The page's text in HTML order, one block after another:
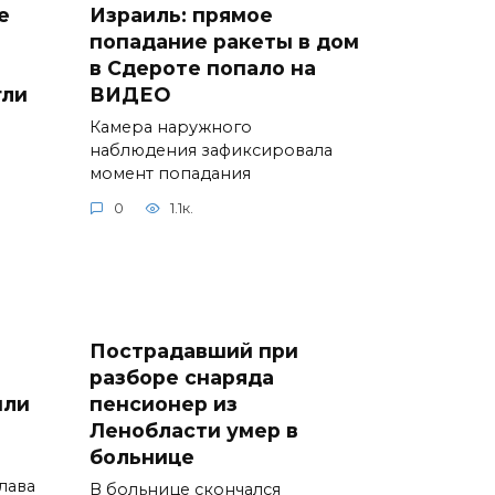
Израиль: прямое
попадание ракеты в дом
в Сдероте попало на
ВИДЕО
Камера наружного
наблюдения зафиксировала
момент попадания
0 1.1к.
Пострадавший при
разборе снаряда
пенсионер из
Ленобласти умер в
больнице
В больнице скончался